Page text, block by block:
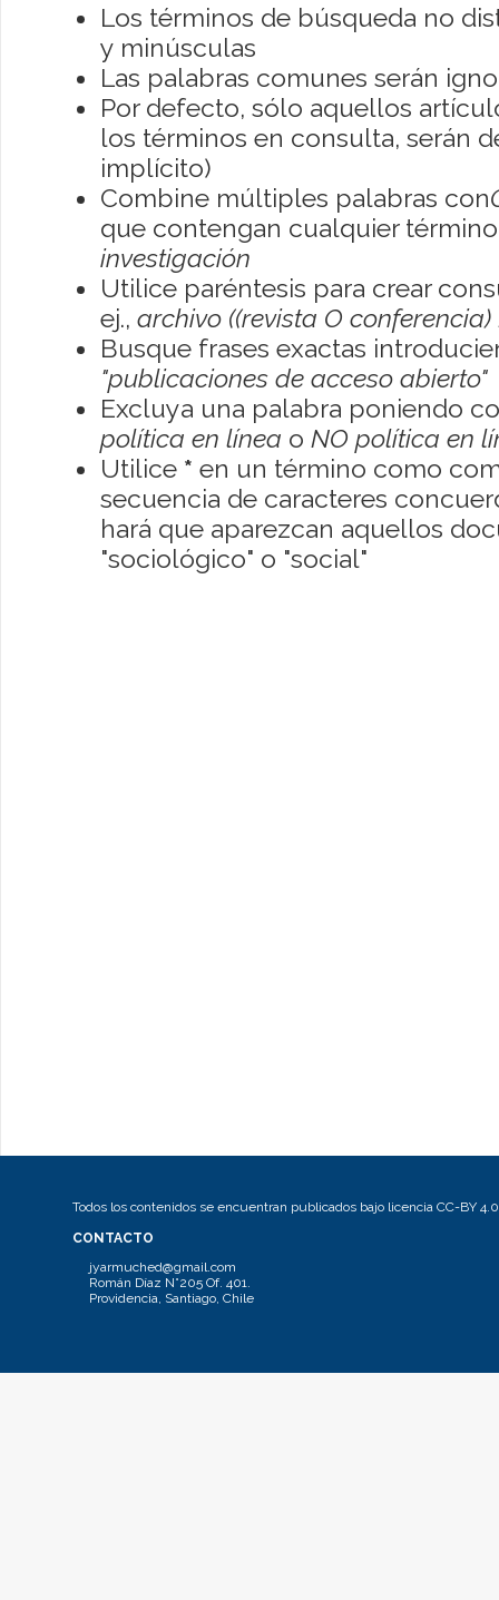
Los términos de búsqueda no
y minúsculas
Las palabras comunes serán
Por defecto, sólo aquellos
los términos en consulta, serán
implícito)
Combine múltiples palabras con
que contengan cualquier
investigación
Utilice paréntesis para crear
ej., archivo ((revista O conferencia)
Busque frases exactas
"publicaciones de acceso abierto"
Excluya una palabra poniendo
política en línea o NO política en
Utilice * en un término como
secuencia de caracteres
hará que aparezcan aquellos
"sociológico" o "social"
Todos los contenidos se encuentran publicados bajo licencia CC-BY 4.0
CONTACTO
jyarmuched@gmail.com
Román Díaz N°205 Of. 401.
Providencia, Santiago, Chile